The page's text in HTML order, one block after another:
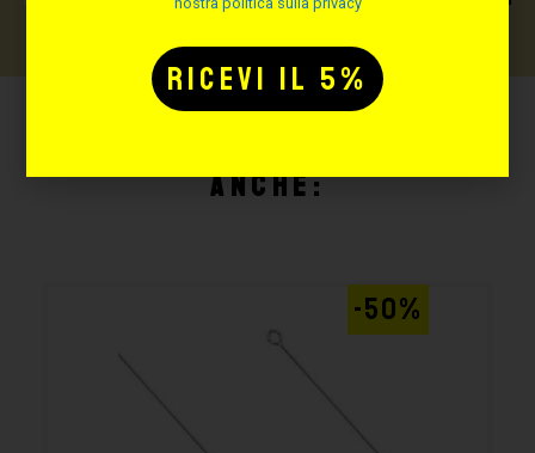
anche:
-50%